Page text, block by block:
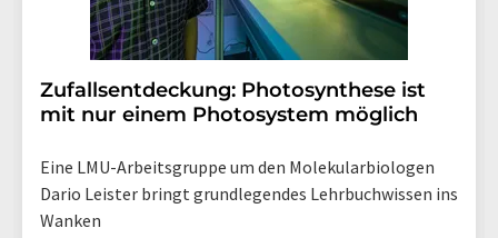
Zufallsentdeckung: Photosynthese ist
mit nur einem Photosystem möglich
Eine LMU-Arbeitsgruppe um den Molekularbiologen
Dario Leister bringt grundlegendes Lehrbuchwissen ins
Wanken